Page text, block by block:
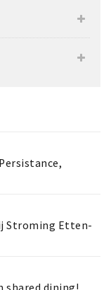
Stroming Etten-